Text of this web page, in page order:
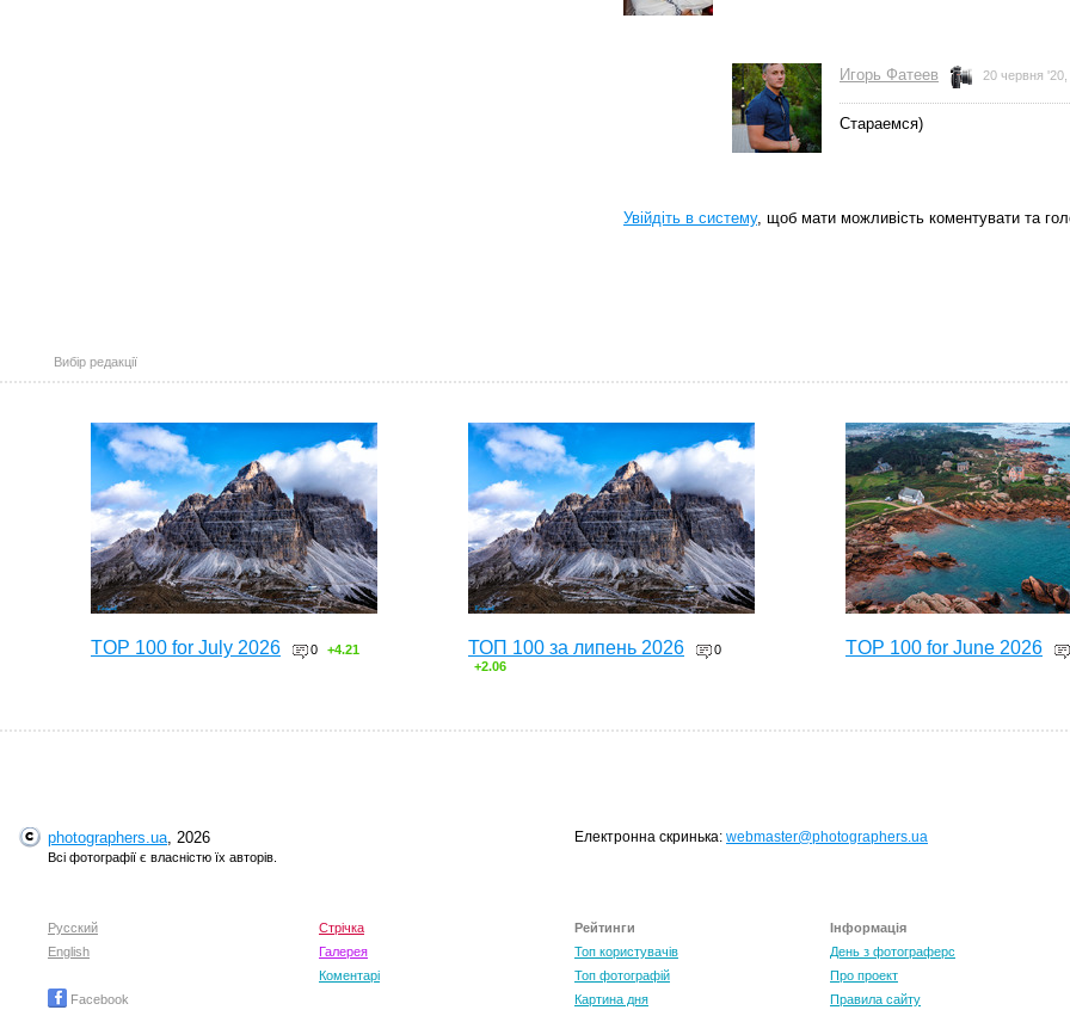
Игорь Фатеев 20 червня
Стараемся)
Увійдіть в систему, щоб мати можливість коментувати та
Вибір редакції
TOP 100 for July 2026 0 +4.21 ТОП 100 за липень 2026
0
+2.06
TOP 100 for June 2026
+6.59 ТОП 100 за травень 2026
photographers.ua, 2026
Всі фотографії є власністю їх авторів.
Електронна скринька: webmaster@photographers.ua
Русский
English
Facebook
Стрічка
Галерея
Коментарі
Рейтинги
Топ користувачів
Топ фотографій
Картина дня
Інформація
День з фотограферс
Про проект
Правила сайту